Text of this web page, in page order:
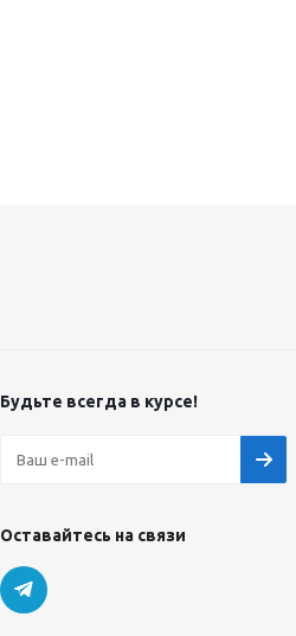
Будьте всегда в курсе!
Оставайтесь на связи